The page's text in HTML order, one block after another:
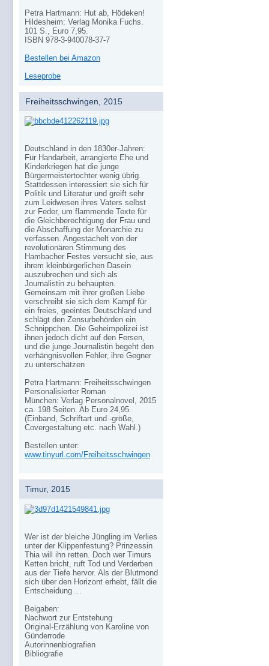
Petra Hartmann: Hut ab, Hödeken!
Hildesheim: Verlag Monika Fuchs.
101 S., Euro 7,95.
ISBN 978-3-940078-37-7
Bestellen bei Amazon
Leseprobe
Freiheitsschwingen, 2015
Deutschland in den 1830er-Jahren:
Für Handarbeit, arrangierte Ehe und
Kinderkriegen hat die junge
Bürgermeistertochter wenig übrig.
Stattdessen interessiert sie sich für
Politik und Literatur und greift sehr
zum Leidwesen ihres Vaters selbst
zur Feder, um flammende Texte für
die Gleichberechtigung der Frau und
die Abschaffung der Monarchie zu
verfassen. Angestachelt von der
revolutionären Stimmung des
Hambacher Festes versucht sie, aus
ihrem kleinbürgerlichen Dasein
auszubrechen und sich als
Journalistin zu behaupten.
Gemeinsam mit ihrer großen Liebe
verschreibt sie sich dem Kampf für
ein freies, geeintes Deutschland und
schlägt den Zensurbehörden ein
Schnippchen. Die Geheimpolizei ist
ihnen jedoch dicht auf den Fersen,
und die junge Journalistin begeht den
verhängnisvollen Fehler, ihre Gegner
zu unterschätzen
Petra Hartmann: Freiheitsschwingen
Personalisierter Roman
München: Verlag Personalnovel, 2015
ca. 198 Seiten. Ab Euro 24,95.
(Einband, Schriftart und -größe,
Covergestaltung etc. nach Wahl.)
Bestellen unter:
www.tinyurl.com/Freiheitsschwingen
Timur, 2015
Wer ist der bleiche Jüngling im Verlies
unter der Klippenfestung? Prinzessin
Thia will ihn retten. Doch wer Timurs
Ketten bricht, ruft Tod und Verderben
aus der Tiefe hervor. Als der Blutmond
sich über den Horizont erhebt, fällt die
Entscheidung ...
Beigaben:
Nachwort zur Entstehung
Original-Erzählung von Karoline von
Günderrode
Autorinnenbiografien
Bibliografie